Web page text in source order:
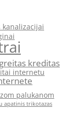
kanalizacijai
greitas kreditas
internetu
palukanom
apatinis trikotazas